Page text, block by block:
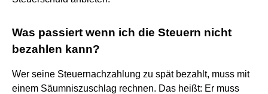
Was passiert wenn ich die Steuern nicht
bezahlen kann?
Wer seine Steuernachzahlung zu spät bezahlt, muss mit
einem Säumniszuschlag rechnen. Das heißt: Er muss